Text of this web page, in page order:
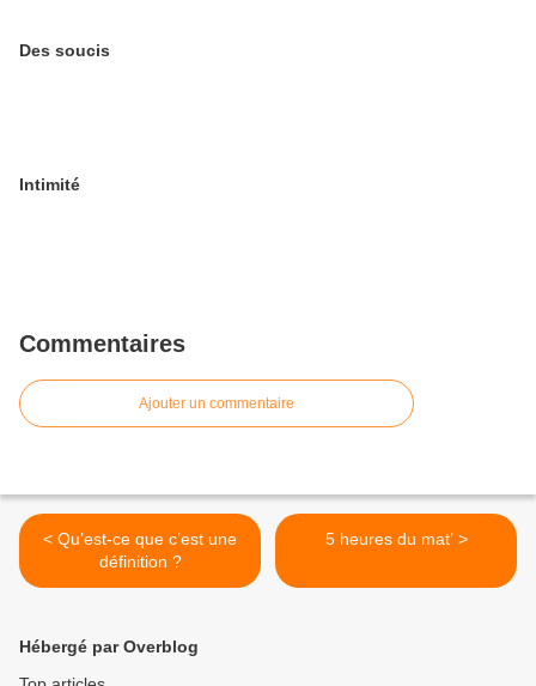
Des soucis
Intimité
Commentaires
Ajouter un commentaire
< Qu’est-ce que c’est une
définition ?
5 heures du mat’ >
Hébergé par Overblog